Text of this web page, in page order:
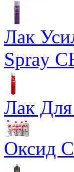
Лак
Spray
Лак Для
Оксид